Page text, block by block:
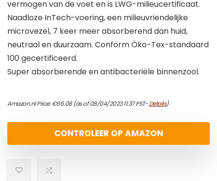
vermogen van de voet en is LWG-milieucertificaat.
Naadloze InTech-voering, een milieuvriendelijke
microvezel, 7 keer meer absorberend dan huid,
neutraal en duurzaam. Conform Öko-Tex-standaard
100 gecertificeerd.
Super absorberende en antibacteriële binnenzool.
Amazon.nl Price:€66.08(as of 08/04/2023 11:37 PST-Details)
CONTROLEER OP AMAZON